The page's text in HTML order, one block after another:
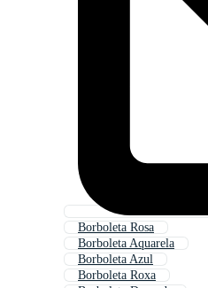
Borboleta Rosa
Borboleta Aquarela
Borboleta Azul
Borboleta Roxa